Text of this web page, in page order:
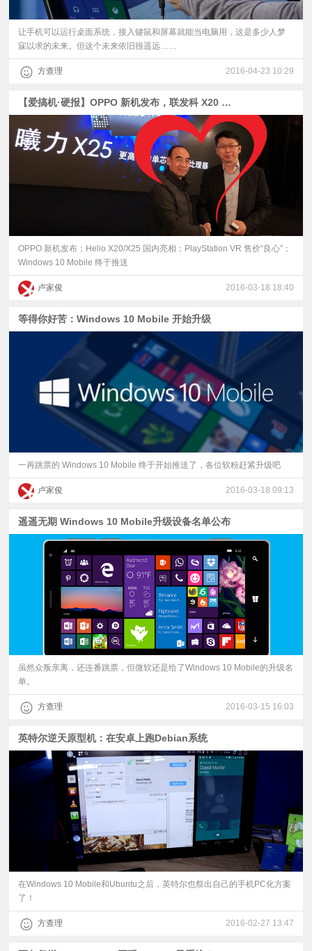
让手机可以运行桌面系统，接入键鼠和屏幕就能当电脑用，这是多少人梦
寐以求的未来。但这个未来依旧很遥远……
方查理 2016-04-23 10:29
【爱搞机·硬报】OPPO 新机发布，联发科 X20 亮相
OPPO 新机发布；Helio X20/X25 国内亮相；PlayStation VR 售价“良心”；
Windows 10 Mobile 终于推送
卢家俊 2016-03-18 18:40
等得你好苦：Windows 10 Mobile 开始升级
一再跳票的 Windows 10 Mobile 终于开始推送了，各位软粉赶紧升级吧
卢家俊 2016-03-18 09:13
遥遥无期 ​Windows 10 Mobile升级设备名单公布
虽然众叛亲离，还连番跳票，但微软还是给了Windows 10 Mobile的升级名
单。
方查理 2016-03-15 16:03
英特尔逆天原型机：在安卓上跑Debian系统
在Windows 10 Mobile和Ubuntu之后，英特尔也祭出自己的手机PC化方案
了！
方查理 2016-02-27 13:47